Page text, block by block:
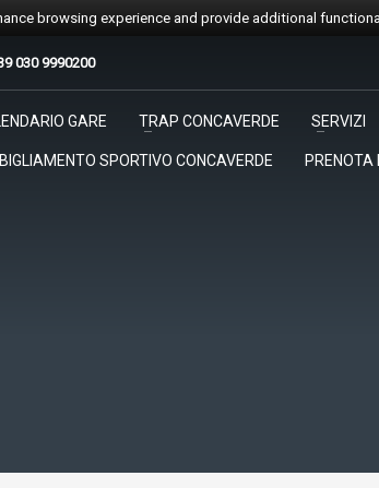
GARE
2
all'acquisto gare support@trapconcaverde.com.
030 9990200
GARE TRAP CONCAVERDE SERVIZI
SPORTIVO CONCAVERDE PRENOTA
browsing experience and provide additional